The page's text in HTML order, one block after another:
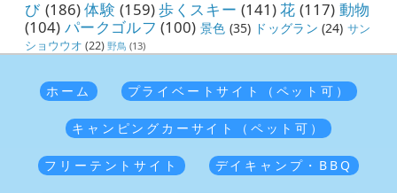
び (186)体験 (159)歩くスキー (141)花 (117) 動物
(104) パークゴルフ (100) 景色 (35) ドッグラン (24) サン
ショウウオ (22) 野鳥 (13)
ホーム プライベートサイト（ペット可）
キャンピングカーサイト（ペット可）
フリーテントサイト デイキャンプ・BBQ